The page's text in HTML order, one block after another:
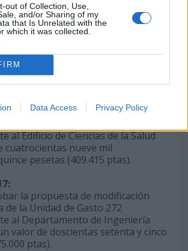
out of Collection, Use,
and/or Sharing of my
that Is Unrelated with the
which it was collected.
Data Access Privacy Policy
la propuesta de modificación
de la Unidad de Gasto 185
a la Facultad de Veterinaria por un
veinte mil pesetas (420.000
la propuesta de modificación
al Edificio de Ciencias de la Salud
cuatrocientas nueve mil
pesetas (409.415 ptas).
la propuesta de modificación
la Unidad de Gasto 272
al Departamento de Ingeniería
valor de doscientas setenta y cinco
ptas).